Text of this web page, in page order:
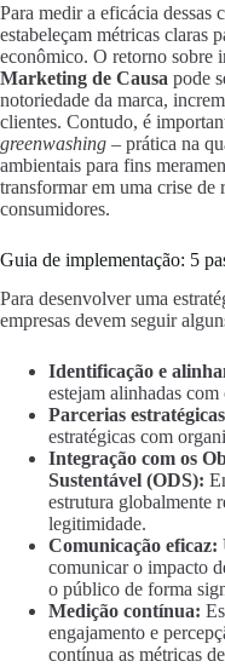
Para medir a eficácia dessas
estabeleçam métricas claras
econômico. O retorno sobre
Marketing de Causa pode
notoriedade da marca,
clientes. Contudo, é
greenwashing – prática na
ambientais para fins
transformar em uma crise de
consumidores.
Guia de implementação: 5
Para desenvolver uma
empresas devem seguir
Identificação e
estejam alinhadas
Parcerias
estratégicas com
Integração com os
Sustentável (ODS):
estrutura globalmente
legitimidade.
Comunicação eficaz:
comunicar o impacto
o público de forma
Medição contínua:
engajamento e
contínua as métricas